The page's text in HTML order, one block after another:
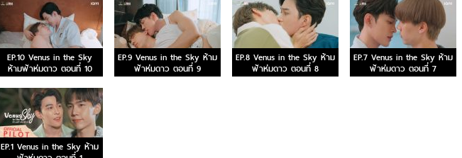
EP.10 Venus in the Sky
ห้ามฟ้าห่มดาว ตอนที่ 10
EP.9 Venus in the Sky ห้าม
ฟ้าห่มดาว ตอนที่ 9
EP.8 Venus in the Sky ห้าม
ฟ้าห่มดาว ตอนที่ 8
EP.7 Venus in the Sky ห้าม
ฟ้าห่มดาว ตอนที่ 7
EP.1 Venus in the Sky ห้าม